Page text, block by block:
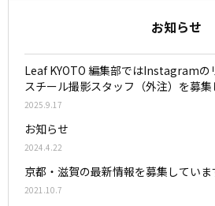
お知らせ
Leaf KYOTO 編集部ではInstagramの
スチール撮影スタッフ（外注）を募集
2025.9.17
お知らせ
2024.4.22
京都・滋賀の最新情報を募集していま
2021.10.7